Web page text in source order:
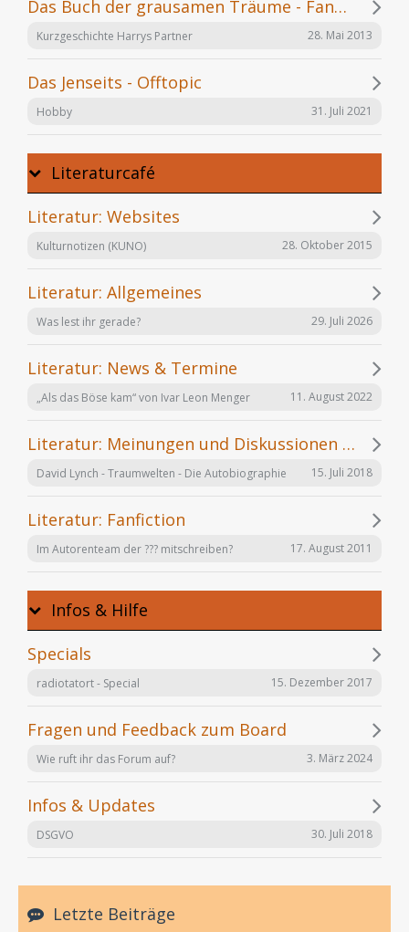
Das Buch der grausamen Träume - Fanfiction
Kurzgeschichte Harrys Partner 28. Mai 2013
Das Jenseits - Offtopic
Hobby 31. Juli 2021
Literaturcafé
Literatur: Websites
Kulturnotizen (KUNO) 28. Oktober 2015
Literatur: Allgemeines
Was lest ihr gerade? 29. Juli 2026
Literatur: News & Termine
„Als das Böse kam“ von Ivar Leon Menger 11. August 2022
Literatur: Meinungen und Diskussionen zu einzelnen Büchern
David Lynch - Traumwelten - Die Autobiographie 15. Juli 2018
Literatur: Fanfiction
Im Autorenteam der ??? mitschreiben? 17. August 2011
Infos & Hilfe
Specials
radiotatort - Special 15. Dezember 2017
Fragen und Feedback zum Board
Wie ruft ihr das Forum auf? 3. März 2024
Infos & Updates
DSGVO 30. Juli 2018
Letzte Beiträge